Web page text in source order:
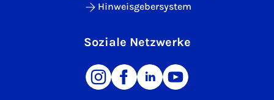
Hinweisgebersystem
Soziale Netzwerke